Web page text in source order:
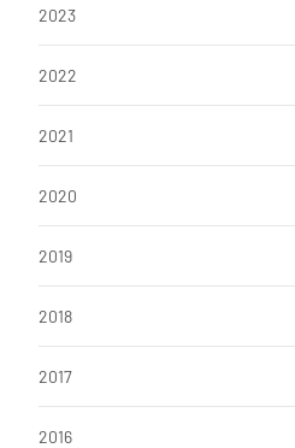
k
2023
2022
2021
2020
2019
2018
2017
2016